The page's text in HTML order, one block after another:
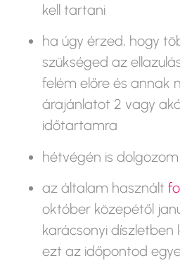
kell tartani
ha úgy érzed, hogy
szükséged az
felém előre és annak
árajánlatot 2 vagy
időtartamra
hétvégén is
az általam használt
október közepétől
karácsonyi
ezt az időpontod